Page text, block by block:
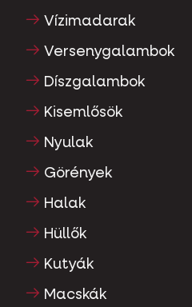
Vízimadarak
Versenygalambok
Díszgalambok
Kisemlősök
Nyulak
Görények
Halak
Hüllők
Kutyák
Macskák